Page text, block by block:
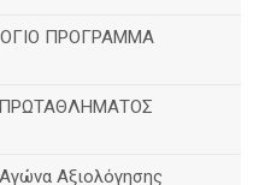
ΠΡΟΓΡΑΜΜΑ
Αξιολόγησης